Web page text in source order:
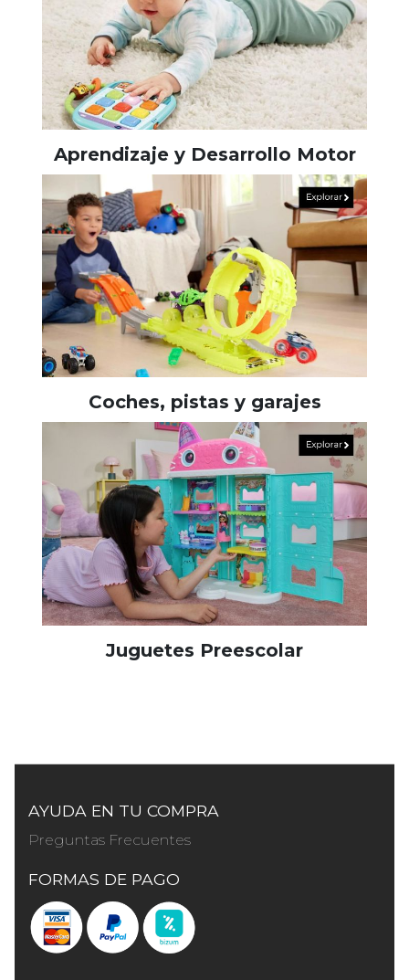
Aprendizaje y Desarrollo Motor
Coches, pistas y garajes
Juguetes Preescolar
AYUDA EN TU COMPRA
Preguntas Frecuentes
FORMAS DE PAGO